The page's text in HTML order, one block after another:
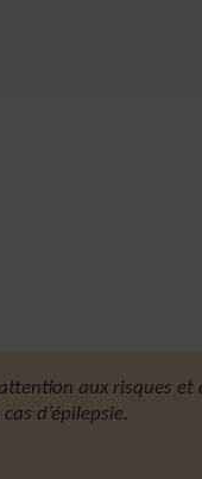
aux risques
d’épilepsie.